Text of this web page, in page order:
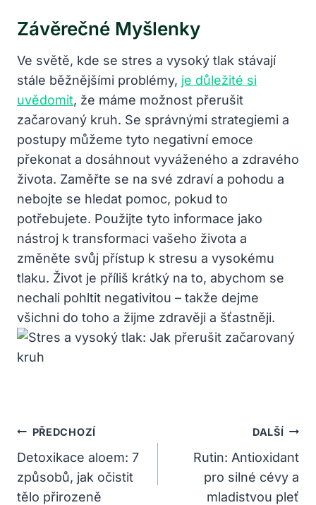
Závěrečné Myšlenky
Ve světě, kde se stres a vysoký tlak stávají
stále běžnějšími problémy, je důležité si
uvědomit, že máme možnost přerušit
začarovaný kruh. Se správnými strategiemi a
postupy můžeme tyto negativní emoce
překonat a dosáhnout vyváženého a zdravého
života. Zaměřte se na své zdraví a pohodu a
nebojte se hledat pomoc, pokud to
potřebujete. Použijte tyto informace jako
nástroj k transformaci vašeho života a
změněte svůj přístup k stresu a vysokému
tlaku. Život je příliš krátký na to, abychom se
nechali pohltit negativitou – takže dejme
všichni do toho a žijme zdravěji a šťastněji.
Navigace
Pro
Příspěvek
PŘEDCHOZÍ
Detoxikace aloem: 7
způsobů, jak očistit
tělo přirozeně
DALŠÍ
Rutin: Antioxidant
pro silné cévy a
mladistvou pleť